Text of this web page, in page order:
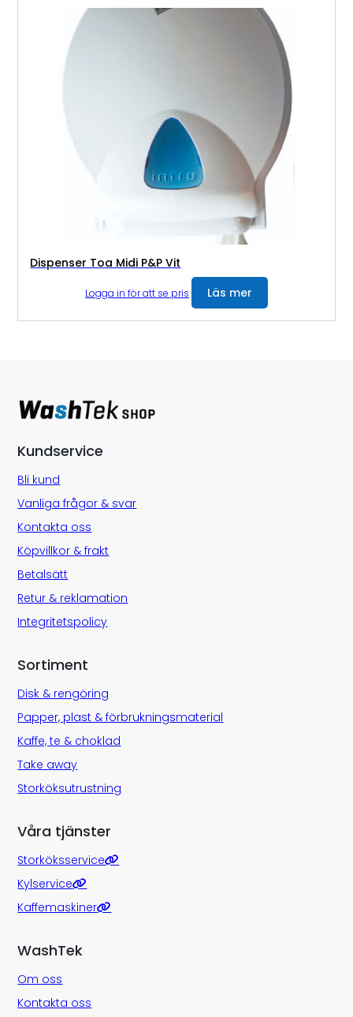
Dispenser Toa Midi P&P Vit
Logga in för att se pris Läs mer
Kundservice
Bli kund
Vanliga frågor & svar
Kontakta oss
Köpvillkor & frakt
Betalsätt
Retur & reklamation
Integritetspolicy
Sortiment
Disk & rengöring
Papper, plast & förbrukningsmaterial
Kaffe, te & choklad
Take away
Storköksutrustning
Våra tjänster
Storköksservice
Kylservice
Kaffemaskiner
WashTek
Om oss
Kontakta oss